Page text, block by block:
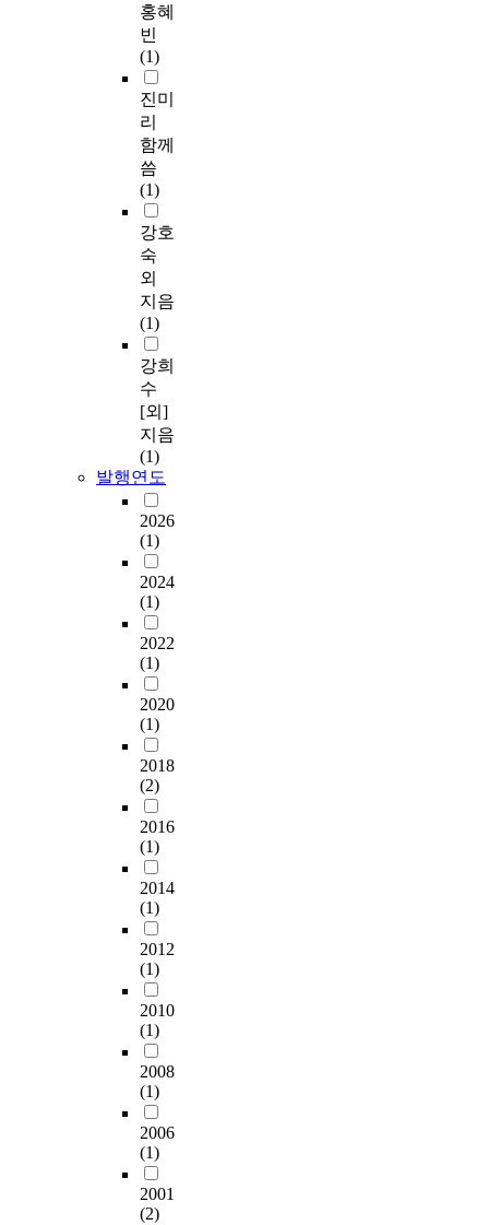
홍혜
빈
(1)
진미
리
함께
씀
(1)
강호
숙
외
지음
(1)
강희
수
[외]
지음
(1)
발행연도
2026
(1)
2024
(1)
2022
(1)
2020
(1)
2018
(2)
2016
(1)
2014
(1)
2012
(1)
2010
(1)
2008
(1)
2006
(1)
2001
(2)